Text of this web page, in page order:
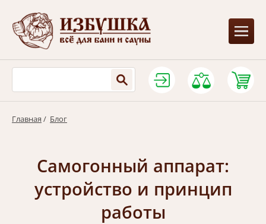
Главная / Блог
Самогонный аппарат:
устройство и принцип
работы